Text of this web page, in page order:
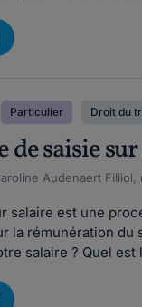
Particulier Droit du
de saisie
Audenaert
salaire est une
la rémunération du
salaire ? Quel